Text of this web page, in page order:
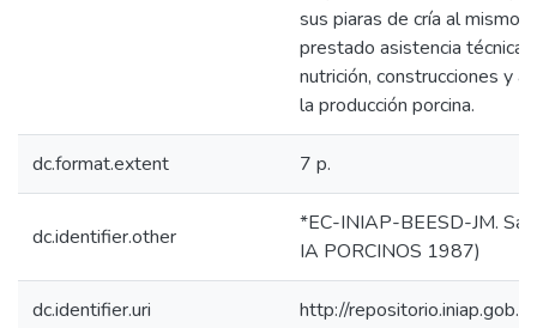
sus piaras de cría al mismo
prestado asistencia técnica
nutrición, construcciones y
la producción porcina.
dc.format.extent 7 p.
dc.identifier.other
*EC-INIAP-BEESD-JM.
IA PORCINOS 1987)
dc.identifier.uri http://